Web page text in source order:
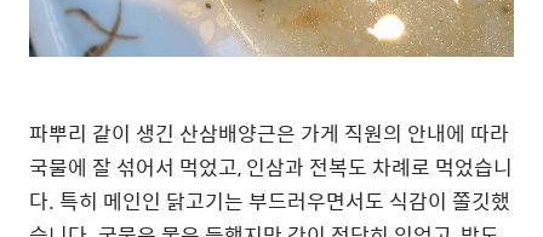
파뿌리 같이 생긴 산삼배양근은 가게 직원의 안내에 따라
국물에 잘 섞어서 먹었고, 인삼과 전복도 차례로 먹었습니
다. 특히 메인인 닭고기는 부드러우면서도 식감이 쫄깃했